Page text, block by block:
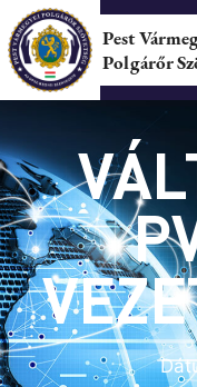
Pest
Polgárőr